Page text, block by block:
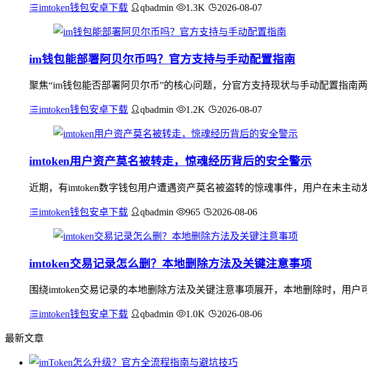
imtoken钱包安卓下载 qbadmin 1.3K 2026-08-07
im钱包能部署阿贝尔币吗？官方支持与手动配置指南
聚焦“im钱包能否部署阿贝尔币”的核心问题，分官方支持现状与手动配置指
imtoken钱包安卓下载 qbadmin 1.2K 2026-08-07
imtoken用户资产莫名被转走，惊魂经历背后的安全警示
近期，有imtoken数字钱包用户遭遇资产莫名被盗转的惊魂事件，用户在未主
imtoken钱包安卓下载 qbadmin 965 2026-08-06
imtoken交易记录怎么删？本地删除方法及关键注意事项
围绕imtoken交易记录的本地删除方法及关键注意事项展开，本地删除时，用
imtoken钱包安卓下载 qbadmin 1.0K 2026-08-06
最新文章